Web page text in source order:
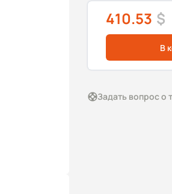
410.53 $
В
Задать вопрос о